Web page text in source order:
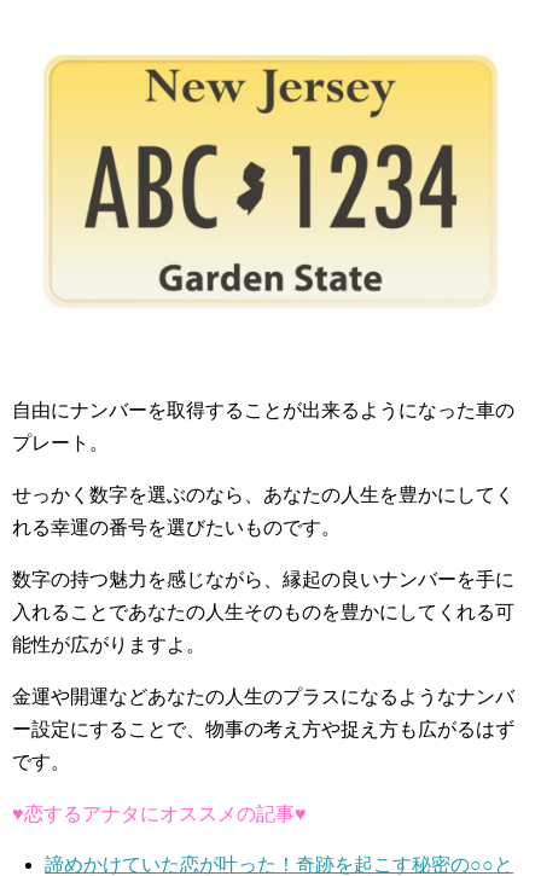
自由にナンバーを取得することが出来るようになった車の
プレート。
せっかく数字を選ぶのなら、あなたの人生を豊かにしてく
れる幸運の番号を選びたいものです。
数字の持つ魅力を感じながら、縁起の良いナンバーを手に
入れることであなたの人生そのものを豊かにしてくれる可
能性が広がりますよ。
金運や開運などあなたの人生のプラスになるようなナンバ
ー設定にすることで、物事の考え方や捉え方も広がるはず
です。
♥恋するアナタにオススメの記事♥
諦めかけていた恋が叶った！奇跡を起こす秘密の○○と